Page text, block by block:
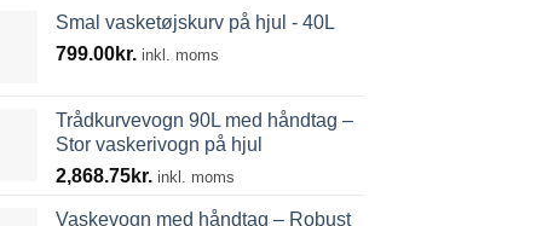
Smal vasketøjskurv på hjul - 40L
799.00kr. inkl. moms
Trådkurvevogn 90L med håndtag –
Stor vaskerivogn på hjul
2,868.75kr. inkl. moms
Vaskevogn med håndtag – Robust